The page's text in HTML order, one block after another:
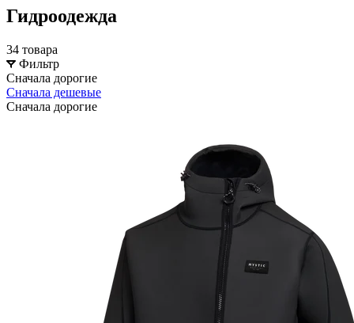
Гидроодежда
34 товара
Фильтр
Сначала дорогие
Сначала дешевые
Сначала дорогие